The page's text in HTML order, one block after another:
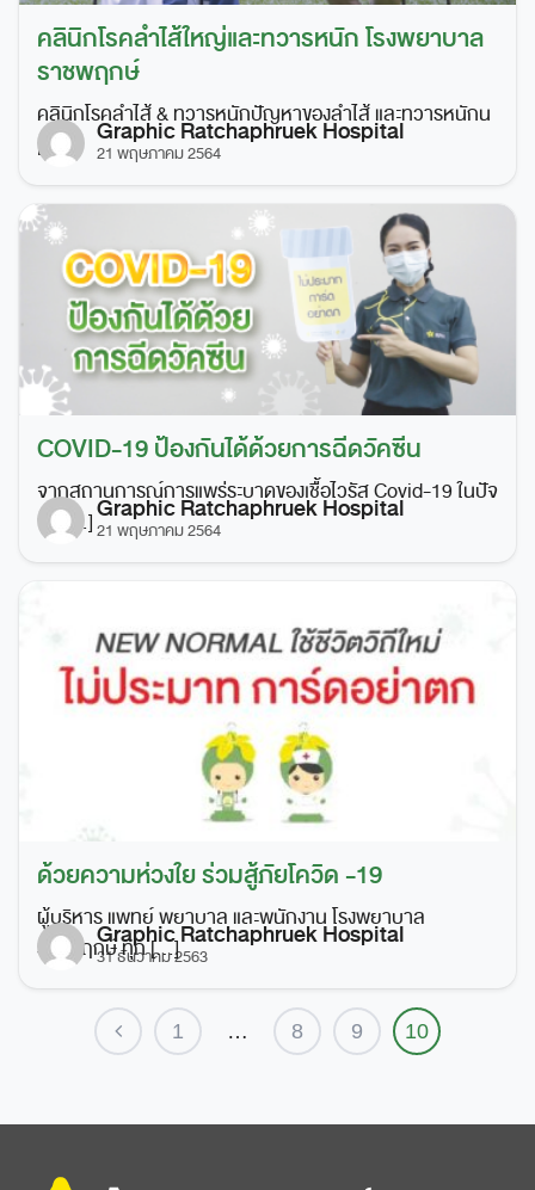
คลินิกโรคลำไส้ใหญ่และทวารหนัก โรงพยาบาล
ราชพฤกษ์
คลินิกโรคลำไส้ & ทวารหนักปัญหาของลำไส้ และทวารหนักน
[…]
Graphic Ratchaphruek Hospital
21 พฤษภาคม 2564
COVID-19 ป้องกันได้ด้วยการฉีดวัคซีน
จากสถานการณ์การแพร่ระบาดของเชื้อไวรัส Covid-19 ในปัจ
จุบ […]Graphic Ratchaphruek Hospital
21 พฤษภาคม 2564
ด้วยความห่วงใย ร่วมสู้ภัยโควิด -19
ผู้บริหาร แพทย์ พยาบาล และพนักงาน โรงพยาบาล
ราชพฤกษ์ ทุก […]
Graphic Ratchaphruek Hospital
31 ธันวาคม 2563
1 … 8 9 10